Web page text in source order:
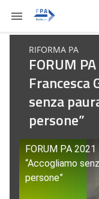
RIFORMA PA
FORUM
Francesca
senza
persone”
FORUM PA
“Accogliamo
persone”